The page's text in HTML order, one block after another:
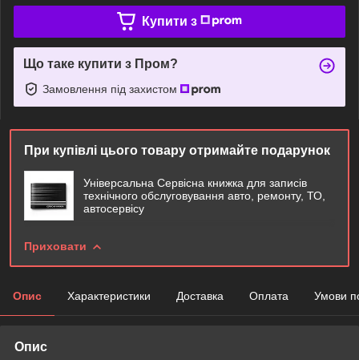
Купити з
Що таке купити з Пром?
Замовлення під захистом
При купівлі цього товару отримайте подарунок
Універсальна Сервісна книжка для записів
технічного обслуговування авто, ремонту, ТО,
автосервісу
Приховати
Опис Характеристики Доставка Оплата Умови
Опис